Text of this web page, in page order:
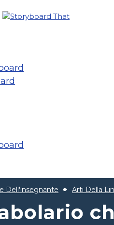
Dell'insegnante Arti Della